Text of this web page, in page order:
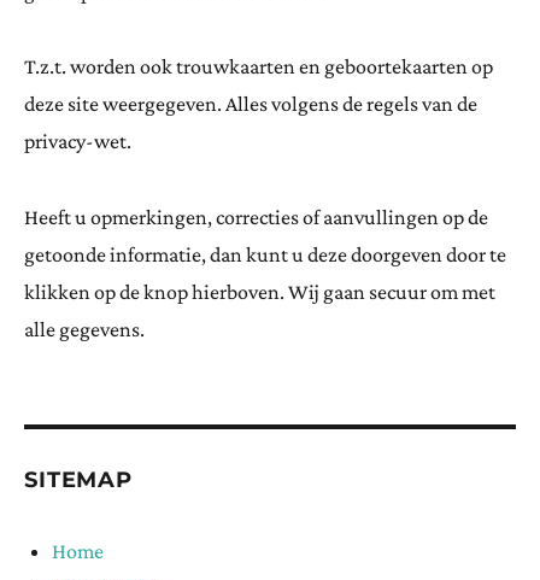
T.z.t. worden ook trouwkaarten en geboortekaarten op
deze site weergegeven. Alles volgens de regels van de
privacy-wet.
Heeft u opmerkingen, correcties of aanvullingen op de
getoonde informatie, dan kunt u deze doorgeven door te
klikken op de knop hierboven. Wij gaan secuur om met
alle gegevens.
SITEMAP
Home